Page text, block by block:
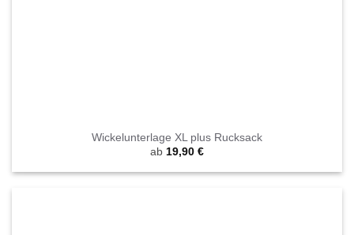
Wickelunterlage XL plus Rucksack
ab 19,90 €